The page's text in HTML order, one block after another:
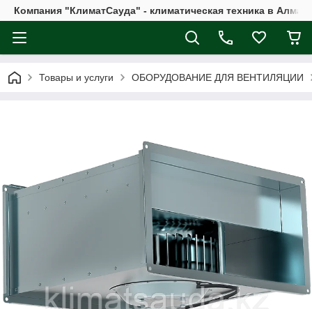
Компания "КлиматСауда" - климатическая техника в
Товары и услуги ОБОРУДОВАНИЕ ДЛЯ ВЕНТИЛЯЦИИ